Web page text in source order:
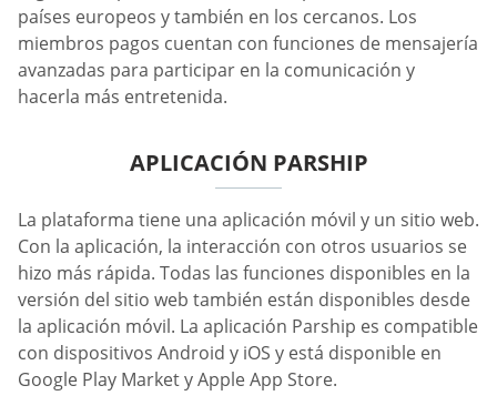
países europeos y también en los cercanos. Los
miembros pagos cuentan con funciones de mensajería
avanzadas para participar en la comunicación y
hacerla más entretenida.
APLICACIÓN PARSHIP
La plataforma tiene una aplicación móvil y un sitio web.
Con la aplicación, la interacción con otros usuarios se
hizo más rápida. Todas las funciones disponibles en la
versión del sitio web también están disponibles desde
la aplicación móvil. La aplicación Parship es compatible
con dispositivos Android y iOS y está disponible en
Google Play Market y Apple App Store.